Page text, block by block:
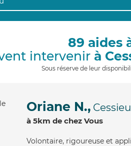
89 aides
intervenir à
Sous réserve de leur
Oriane N., Cessieu
à 5km de chez Vous
Volontaire, rigoureuse et